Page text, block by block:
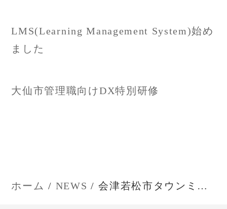
稿
ビ
LMS(Learning Management System)始め
ました
大仙市管理職向けDX特別研修
ホーム NEWS 会津若松市タウンミーティング